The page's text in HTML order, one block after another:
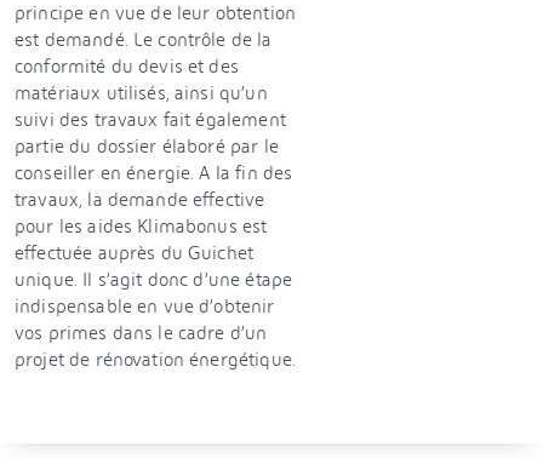
principe en vue de leur obtention
est demandé. Le contrôle de la
conformité du devis et des
matériaux utilisés, ainsi qu’un
suivi des travaux fait également
partie du dossier élaboré par le
conseiller en énergie. A la fin des
travaux, la demande effective
pour les aides Klimabonus est
effectuée auprès du Guichet
unique. Il s’agit donc d’une étape
indispensable en vue d’obtenir
vos primes dans le cadre d’un
projet de rénovation énergétique.